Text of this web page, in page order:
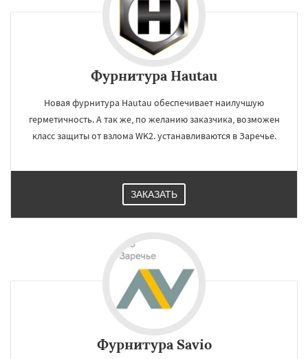
Фурнитура Hautau
Новая фурнитура Hautau обеспечивает наилучшую
герметичность. А так же, по желанию заказчика, возможен
класс защиты от взлома WK2. устанавливаются в Заречье.
ЗАКАЗАТЬ
Фурнитура Savio